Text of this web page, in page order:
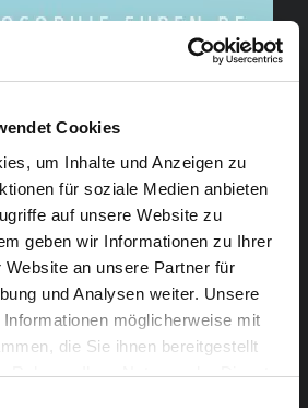
Cookies
um Inhalte und Anzeigen zu
für soziale Medien anbieten
auf unsere Website zu
geben wir Informationen zu Ihrer
Website an unsere Partner für
und Analysen weiter. Unsere
möglicherweise mit
die Sie ihnen bereitgestellt
Rahmen Ihrer Nutzung der Dienste
ist eine alte und seltene
auf der ganzen Welt gibt, die man
kann.
Zirkusartistinnen haben
Show rund um diese Disziplin
Nummern
Kunststücke mit ihrem Haar.
ordentliche Portion finnischem